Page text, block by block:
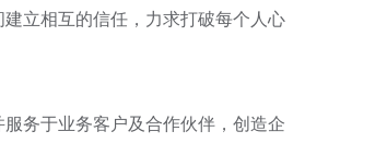
立相互的信任，力求打破每个人心
务于业务客户及合作伙伴，创造企